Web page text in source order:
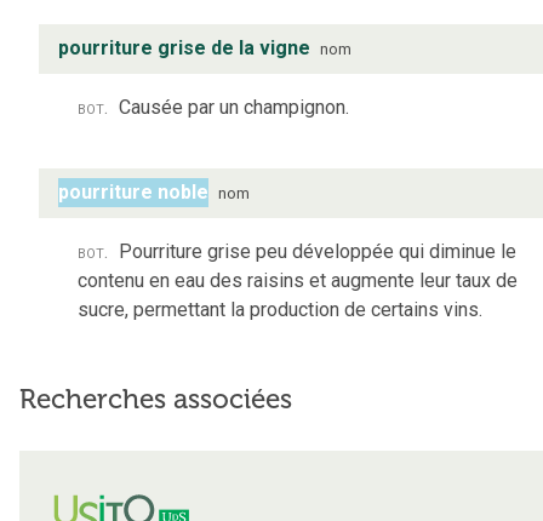
pourriture grise de la vigne nom
bot. Causée par un champignon.
pourriture noble nom
bot. Pourriture grise peu développée qui diminue le
contenu en eau des raisins et augmente leur taux de
sucre, permettant la production de certains vins.
Recherches associées